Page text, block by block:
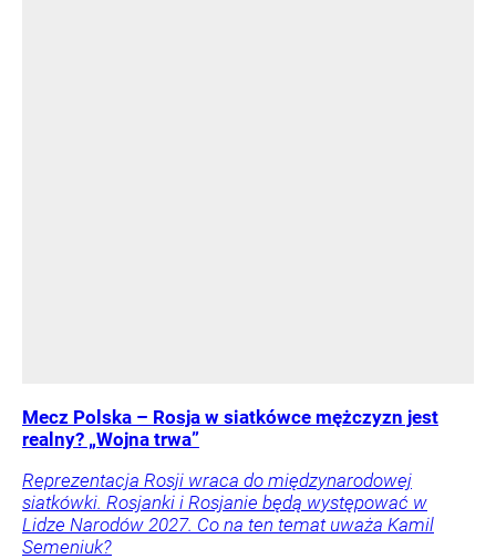
Mecz Polska – Rosja w siatkówce mężczyzn jest
realny? „Wojna trwa”
Reprezentacja Rosji wraca do międzynarodowej
siatkówki. Rosjanki i Rosjanie będą występować w
Lidze Narodów 2027. Co na ten temat uważa Kamil
Semeniuk?